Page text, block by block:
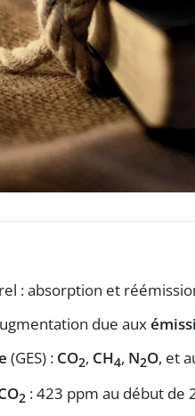
: absorption et
due aux
(GES) : CO2, CH4, N2O, et
2 : 423 ppm au début de